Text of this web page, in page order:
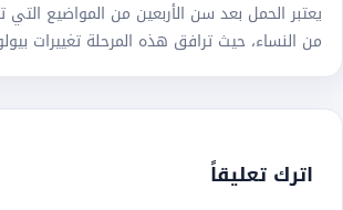
يعتبر الحمل بعد سن الأربعين من المواضيع
من النساء، حيث ترافق هذه المرحلة تغييرات
اترك تعليقاً